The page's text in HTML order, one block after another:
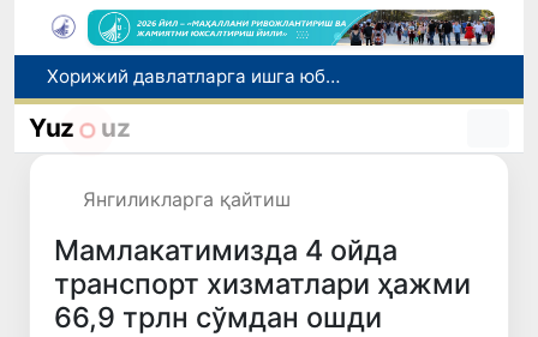
Хорижий давлатларга ишга юбориш билан боғлиқ фирибгарлик ҳолатлари фош этилди
Тошкентдан Буюк Британиянинг Манчестер шаҳрига тўғридан-тўғри авиақатновларни йўлга қўйиш масаласи кўриб чиқилмоқда
Дам олиш кунлари Ўзбекистонда ҳаво 42 даражагача исийди
Yuz uz
Янгиликларга қайтиш
Мамлакатимизда 4 ойда
транспорт хизматлари ҳажми
66,9 трлн сўмдан ошди